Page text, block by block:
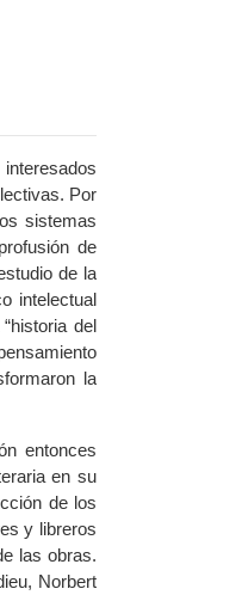
Por
sistemas
de
de la
intelectual
del
la
entonces
en su
de los
y libreros
las obras.
Norbert